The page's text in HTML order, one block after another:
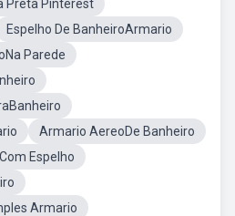
Preta Pinterest
Espelho De BanheiroArmario
Parede
Armario AereoDe Banheiro
Espelho
Armario